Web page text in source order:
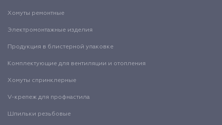
Хомуты ремонтные
Электромонтажные изделия
Продукция в блистерной упаковке
Комплектующие для вентиляции и отопления
Хомуты спринклерные
V-крепеж для профнастила
Шпильки резьбовые